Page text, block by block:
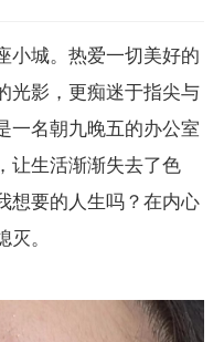
小城。热爱一切美好的
光影，更痴迷于指尖与
一名朝九晚五的办公室
让生活渐渐失去了色
想要的人生吗？在内心
。